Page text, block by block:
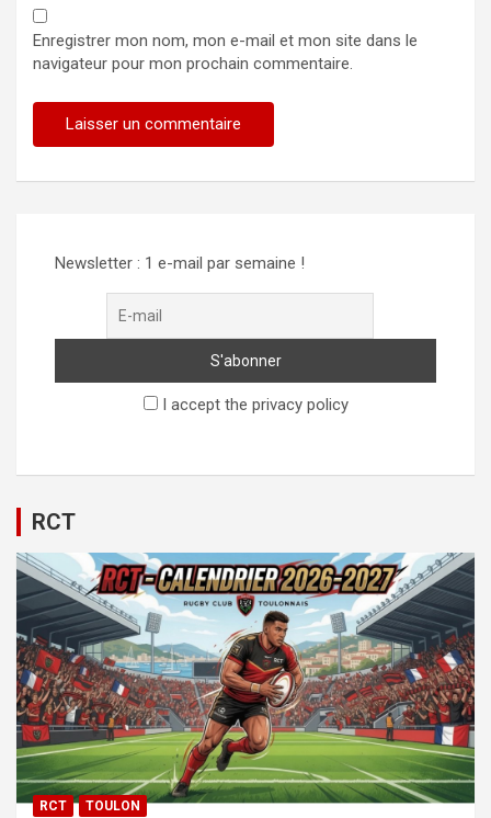
Enregistrer mon nom, mon e-mail et mon site dans le
navigateur pour mon prochain commentaire.
Newsletter : 1 e-mail par semaine !
I accept the privacy policy
RCT
RCT TOULON